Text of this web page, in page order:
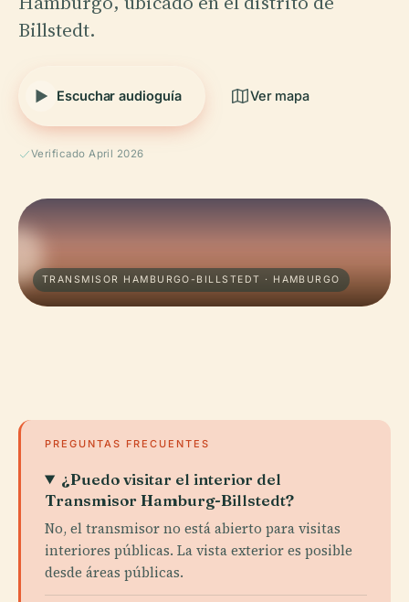
Billstedt.
Escuchar audioguía Ver mapa
Verificado April 2026
TRANSMISOR HAMBURGO-BILLSTEDT · HAMBURGO
PREGUNTAS FRECUENTES
¿Puedo visitar el interior del
Transmisor Hamburg-Billstedt?
No, el transmisor no está abierto para visitas
interiores públicas. La vista exterior es posible
desde áreas públicas.